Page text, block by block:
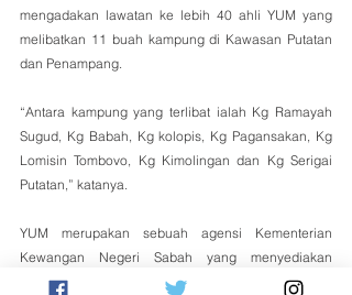
mengadakan lawatan ke lebih 40 ahli YUM yang
melibatkan 11 buah kampung di Kawasan Putatan
dan Penampang.
“Antara kampung yang terlibat ialah Kg Ramayah
Sugud, Kg Babah, Kg kolopis, Kg Pagansakan, Kg
Lomisin Tombovo, Kg Kimolingan dan Kg Serigai
Putatan,” katanya.
YUM merupakan sebuah agensi Kementerian
Kewangan Negeri Sabah yang menyediakan
pinjaman kecil-kecilan untuk penduduk negeri